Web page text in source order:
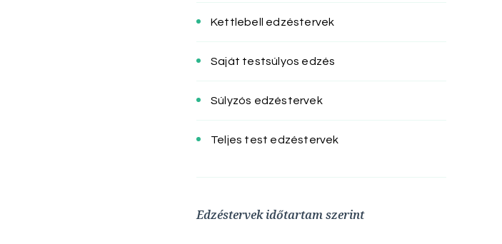
Kettlebell edzéstervek
Saját testsúlyos edzés
Súlyzós edzéstervek
Teljes test edzéstervek
Edzéstervek időtartam szerint